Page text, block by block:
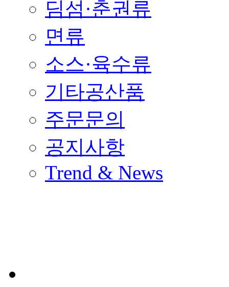
딤섬·춘권류
면류
소스·육수류
기타공산품
주문문의
공지사항
Trend & News